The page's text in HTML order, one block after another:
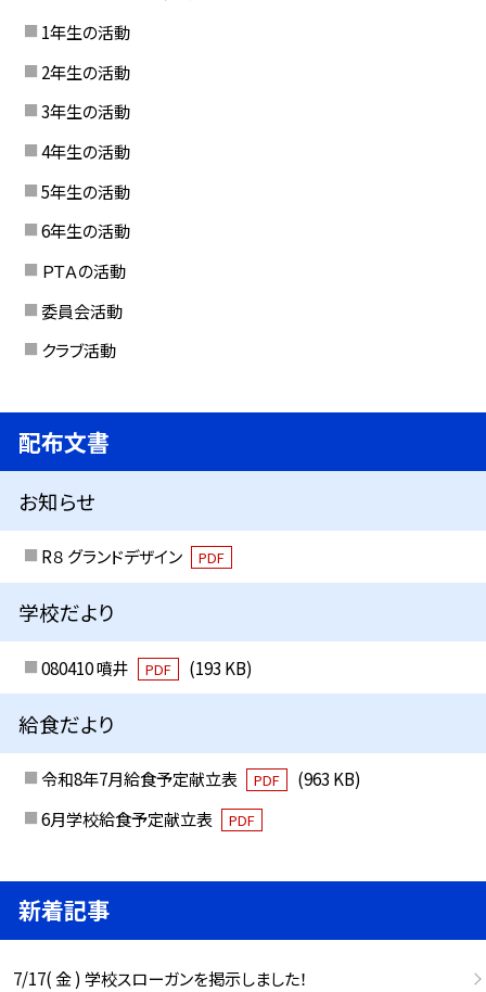
1年生の活動
2年生の活動
3年生の活動
4年生の活動
5年生の活動
6年生の活動
ＰＴＡの活動
委員会活動
クラブ活動
配布文書
お知らせ
R８ グランドデザイン PDF
学校だより
080410 噴井 PDF (193 KB)
給食だより
令和8年7月給食予定献立表 PDF
(963 KB)
6月学校給食予定献立表
PDF
新着記事
7/17( 金 ) 学校スローガンを掲示しました！